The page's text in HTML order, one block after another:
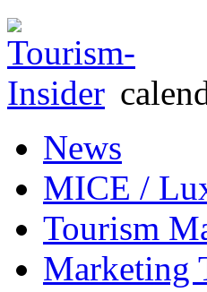
News
MICE /
Tourism
Marketing